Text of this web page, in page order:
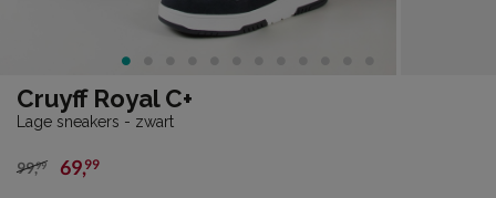
Cruyff Royal C+
Lage sneakers - zwart
van € 99,99 voor € 69,99
99,99 69,99